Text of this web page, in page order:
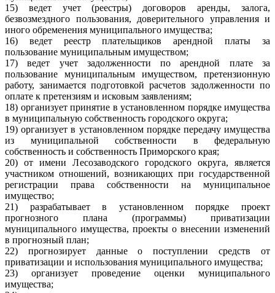
15) ведет учет (реестры) договоров аренды, залога,
безвозмездного пользования, доверительного управления и
иного обременения муниципального имущества;
16) ведет реестр плательщиков арендной платы за
пользование муниципальным имуществом;
17) ведет учет задолженности по арендной плате за
пользование муниципальным имуществом, претензионную
работу, занимается подготовкой расчетов задолженности по
оплате к претензиям и исковым заявлениям;
18) организует принятие в установленном порядке имущества
в муниципальную собственность городского округа;
19) организует в установленном порядке передачу имущества
из муниципальной собственности в федеральную
собственность и собственность Приморского края;
20) от имени Лесозаводского городского округа, является
участником отношений, возникающих при государственной
регистрации права собственности на муниципальное
имущество;
21) разрабатывает в установленном порядке проект
прогнозного плана (программы) приватизации
муниципального имущества, проекты о внесении изменений
в прогнозный план;
22) прогнозирует данные о поступлении средств от
приватизации и использования муниципального имущества;
23) организует проведение оценки муниципального
имущества;